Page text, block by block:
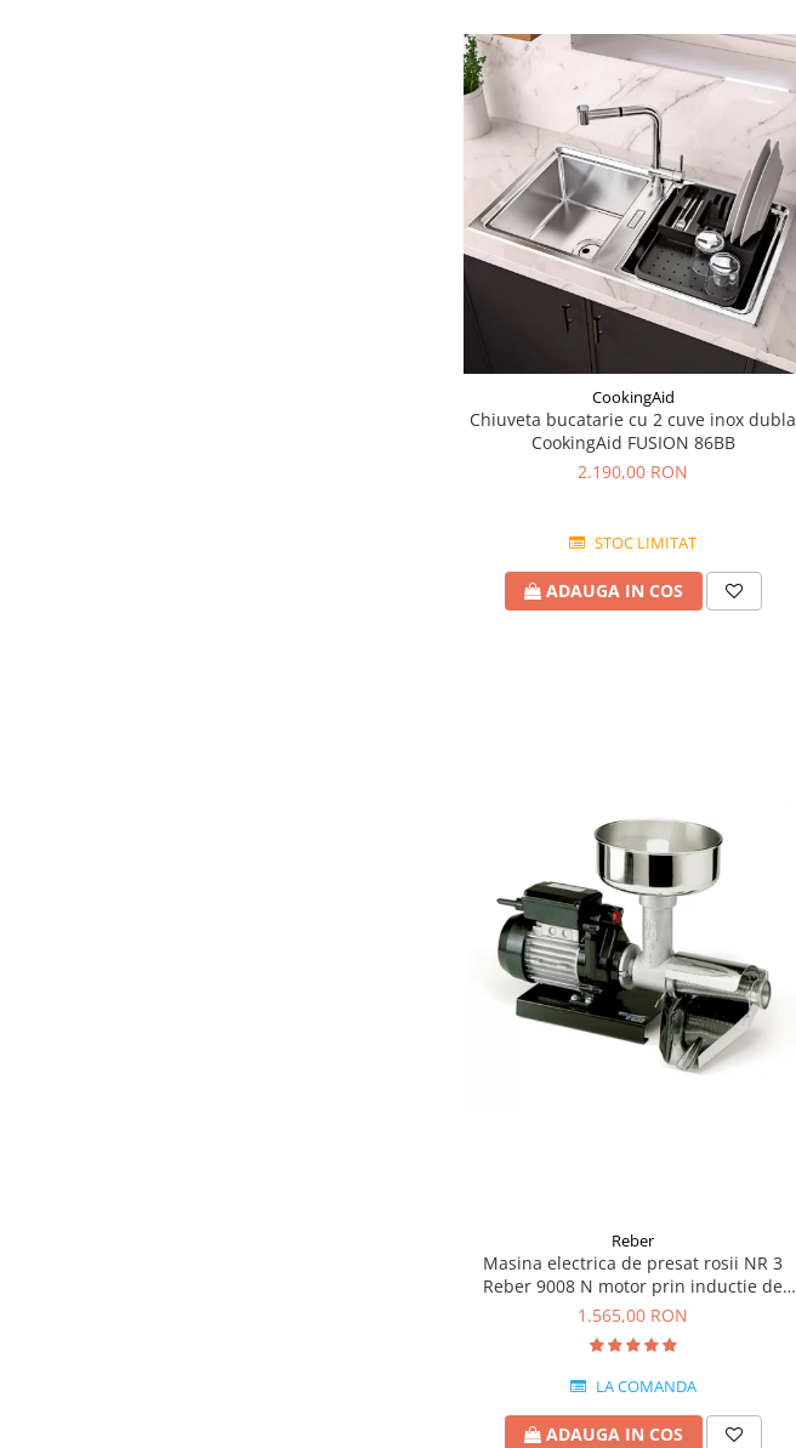
CookingAid
Chiuveta bucatarie cu 2 cuve inox dubla
CookingAid FUSION 86BB
2.190,00 RON
STOC LIMITAT
ADAUGA IN COS
Reber
Masina electrica de presat rosii NR 3
Reber 9008 N motor prin inductie de
400W
1.565,00 RON
LA COMANDA
ADAUGA IN COS